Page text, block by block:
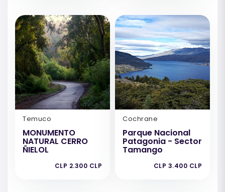
Temuco
MONUMENTO
NATURAL CERRO
ÑIELOL
CLP 2.300 CLP
Cochrane
Parque Nacional
Patagonia - Sector
Tamango
CLP 3.400 CLP